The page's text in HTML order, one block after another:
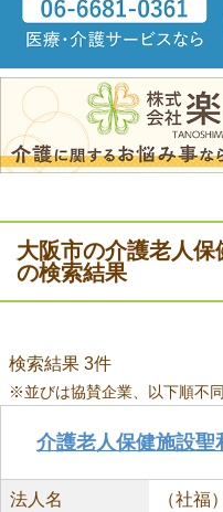
大阪市の介護老人保
の検索結果
検索結果 3件
※並びは協賛企業、以下順不同
介護老人保健施設聖
法人名 （社福